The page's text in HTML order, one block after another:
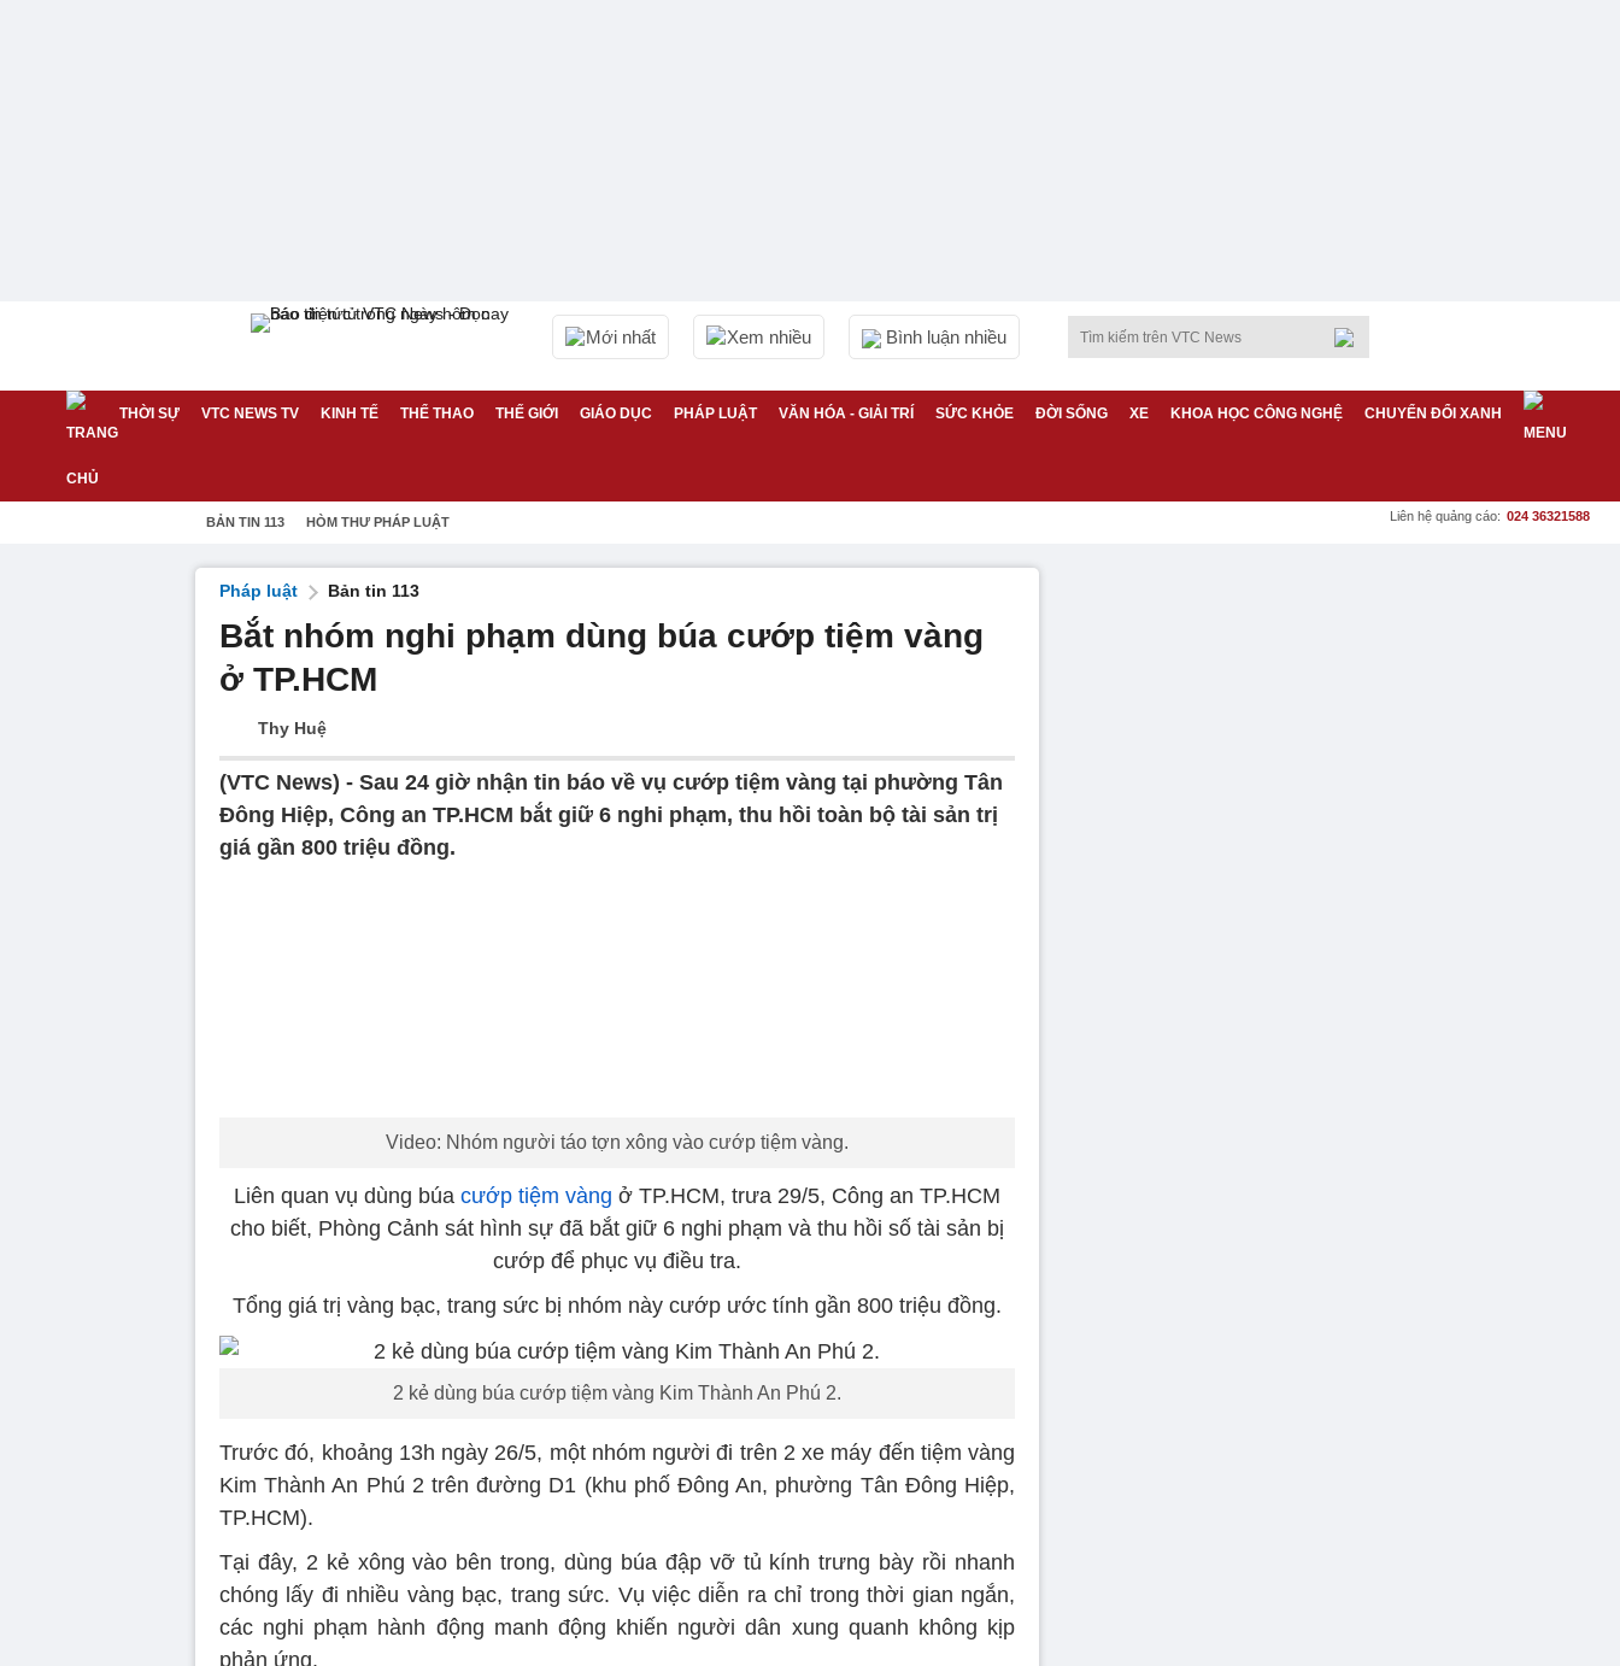
Mới nhất Xem nhiều Bình luận nhiều
THỜI SỰ VTC NEWS TV KINH TẾ THỂ THAO THẾ GIỚI GIÁO DỤC PHÁP LUẬT VĂN HÓA - GIẢI TRÍ SỨC KHỎE ĐỜI SỐNG XE KHOA HỌC CÔNG NGHỆ CHUYỂN ĐỔI XANH
BẢN TIN 113 HÒM THƯ PHÁP LUẬT Liên hệ quảng cáo: 024 36321588
Pháp luật Bản tin 113
Bắt nhóm nghi phạm dùng búa cướp tiệm vàng
ở TP.HCM
Thy Huệ
(VTC News) - Sau 24 giờ nhận tin báo về vụ cướp tiệm vàng tại phường Tân
Đông Hiệp, Công an TP.HCM bắt giữ 6 nghi phạm, thu hồi toàn bộ tài sản trị
giá gần 800 triệu đồng.
Video: Nhóm người táo tợn xông vào cướp tiệm vàng.
Liên quan vụ dùng búa cướp tiệm vàng ở TP.HCM, trưa 29/5, Công an TP.HCM
cho biết, Phòng Cảnh sát hình sự đã bắt giữ 6 nghi phạm và thu hồi số tài sản bị
cướp để phục vụ điều tra.
Tổng giá trị vàng bạc, trang sức bị nhóm này cướp ước tính gần 800 triệu đồng.
2 kẻ dùng búa cướp tiệm vàng Kim Thành An Phú 2.
Trước đó, khoảng 13h ngày 26/5, một nhóm người đi trên 2 xe máy đến tiệm vàng
Kim Thành An Phú 2 trên đường D1 (khu phố Đông An, phường Tân Đông Hiệp,
TP.HCM).
Tại đây, 2 kẻ xông vào bên trong, dùng búa đập vỡ tủ kính trưng bày rồi nhanh
chóng lấy đi nhiều vàng bạc, trang sức. Vụ việc diễn ra chỉ trong thời gian ngắn,
các nghi phạm hành động manh động khiến người dân xung quanh không kịp
phản ứng.